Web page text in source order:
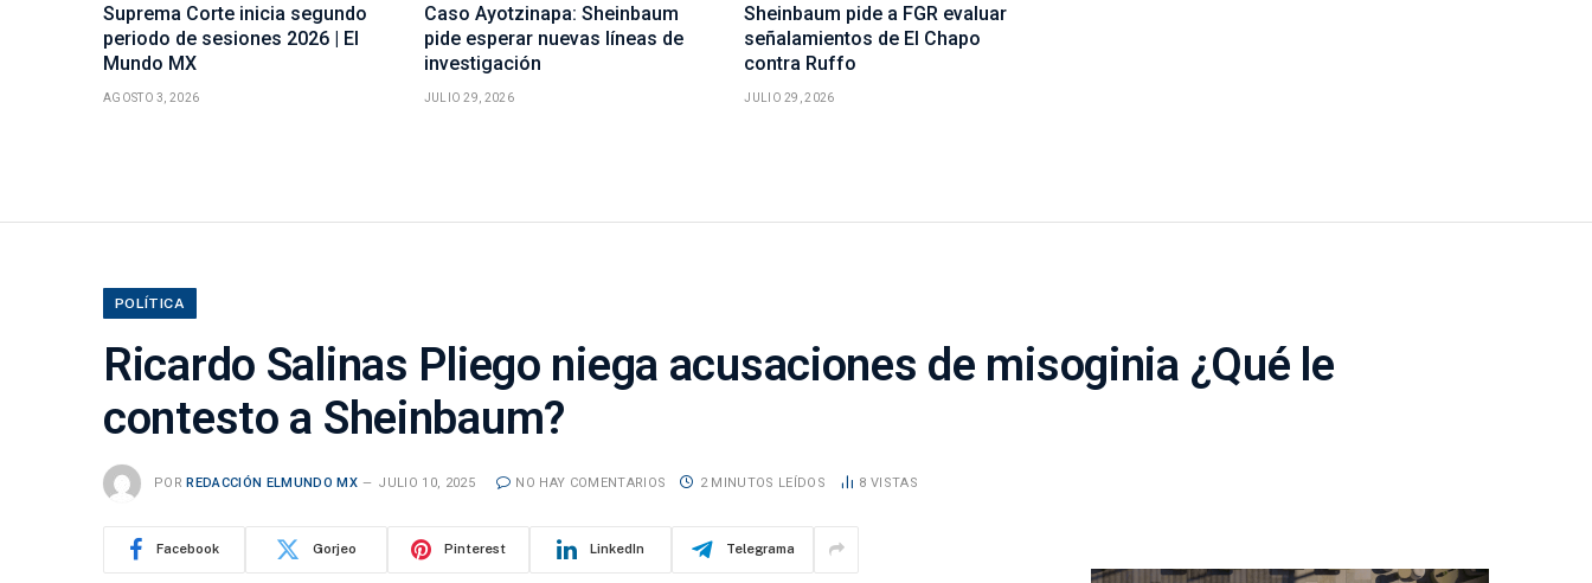
Suprema Corte inicia segundo
periodo de sesiones 2026 | El
Mundo MX
AGOSTO 3, 2026
Caso Ayotzinapa: Sheinbaum
pide esperar nuevas líneas de
investigación
JULIO 29, 2026
Sheinbaum pide a FGR evaluar
señalamientos de El Chapo
contra Ruffo
JULIO 29, 2026
POLÍTICA
Ricardo Salinas Pliego niega acusaciones de misoginia ¿Qué le
contesto a Sheinbaum?
POR REDACCIÓN ELMUNDO MX JULIO 10, 2025 NO HAY COMENTARIOS 2 MINUTOS LEÍDOS 8 VISTAS
Facebook Gorjeo Pinterest LinkedIn Telegrama